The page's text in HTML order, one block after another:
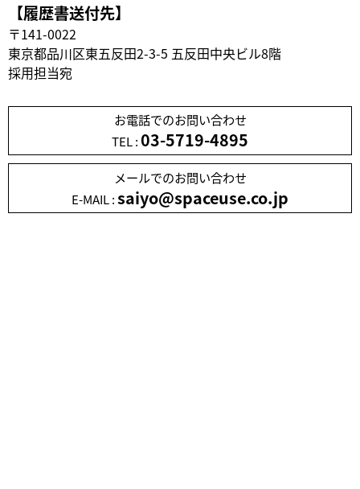
【履歴書送付先】
〒141-0022
東京都品川区東五反田2-3-5 五反田中央ビル8階
採用担当宛
お電話でのお問い合わせ
TEL :03-5719-4895
メールでのお問い合わせ
E-MAIL :saiyo@spaceuse.co.jp